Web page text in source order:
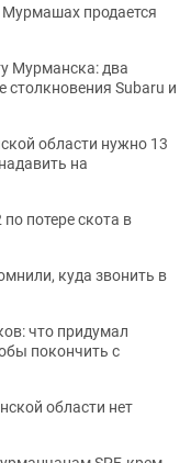
продается
Мурманска: два
столкновения Subaru и
области нужно 13
на
потере скота в
куда звонить в
что придумал
покончить с
области нет